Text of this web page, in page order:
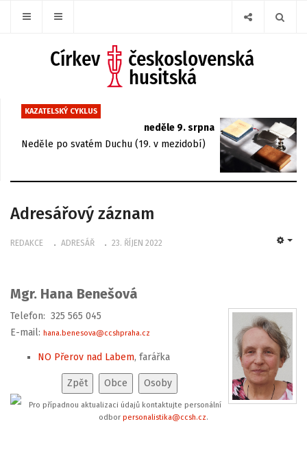
KAZATELSKÝ CYKLUS
neděle 9. srpna
Neděle po svatém Duchu (19. v mezidobí)
Adresářový záznam
REDAKCE ADRESÁŘ 23. ŘÍJEN 2022
Mgr. Hana Benešová
Telefon: 325 565 045
E-mail: hana.benesova@ccshpraha.cz
NO Přerov nad Labem, farářka
Pro případnou aktualizaci údajů kontaktujte personální
odbor personalistika@ccsh.cz.